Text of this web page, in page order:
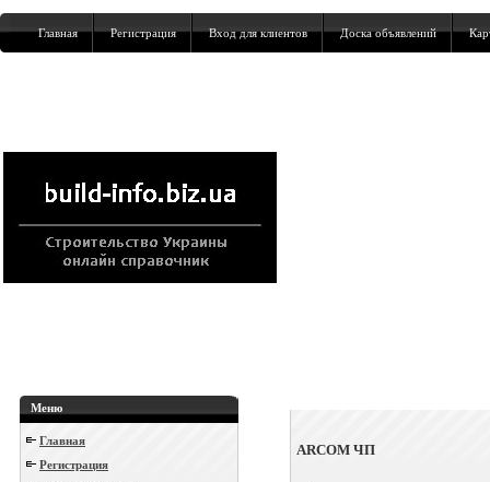
Главная Регистрация Вход для клиентов Доска объявлений
Меню
Главная
Регистрация
ARCOM ЧП